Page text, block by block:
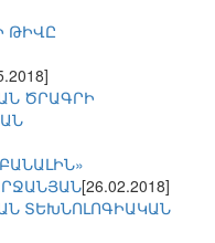
ԹԻՎԸ
ԾՐԱԳՐԻ
[26.02.2018]
ՏԵԽՆՈԼՈԳԻԱԿԱՆ